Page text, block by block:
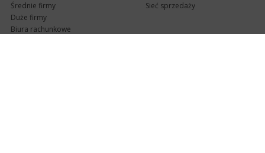
Średnie firmy
Duże firmy
Biura rachunkowe
Sieć sprzedaży